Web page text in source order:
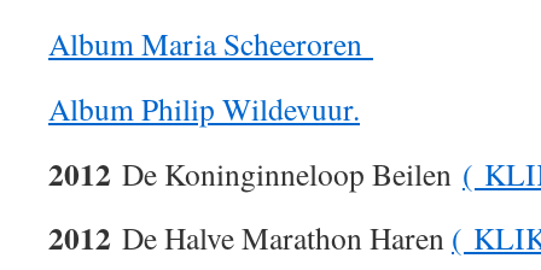
Album Maria Scheeroren
Album Philip Wildevuur.
2012 De Koninginneloop Beilen (
2012 De Halve Marathon Haren (